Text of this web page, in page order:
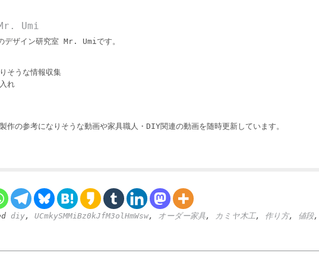
Umi
デザイン研究室 Mr. Umiです。
そうな情報収集
れ
作の参考になりそうな動画や家具職人・DIY関連の動画を随時更新しています。
diy, UCmkySMMiBz0kJfM3olHmWsw, オーダー家具, カミヤ木工, 作り方, 値段